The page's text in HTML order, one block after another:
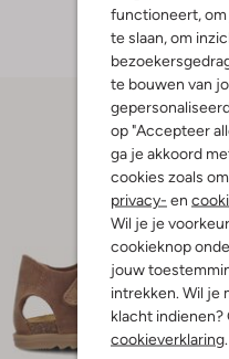
functioneert,
te slaan, om
te bouwen van
op "Accepteer
ga je akkoord
cookies zoals
privacy- en
Wil je je
cookieknop
jouw
intrekken. Wil je
klacht indienen?
cookieverklaring